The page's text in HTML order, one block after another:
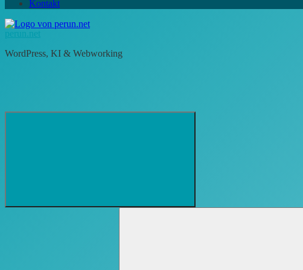
Kontakt
perun.net
WordPress, KI & Webworking
Suchformular